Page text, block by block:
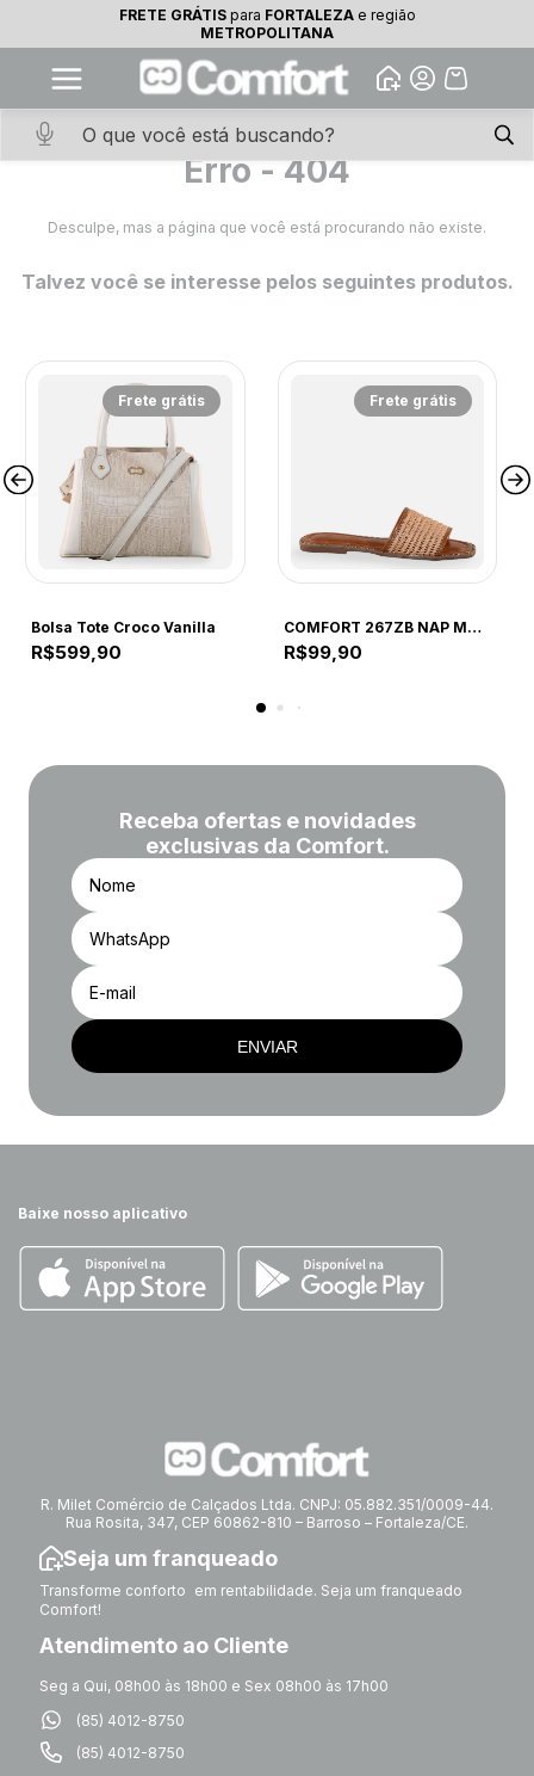
10% OFF na primeira compra
Baixe o app. Cupom BEMVINDO10
(100+)
Abrir
FRETE GRÁTISparaFortaleza
FRETE GRÁTISpara FORTALEZAe região
METROPOLITANA
Erro - 404
Desculpe, mas a página que você está procurando não existe.
Talvez você se interesse pelos seguintes produtos.
Frete grátis
Bolsa Tote Croco Vanilla
R$599,90
Frete grátis
COMFORT 267ZB NAP MAD CAPUCCINO 267ZB CAPUCCINO
R$99,90
Receba ofertas e novidades
exclusivas da Comfort.
ENVIAR
Baixe nosso aplicativo
R. Milet Comércio de Calçados Ltda. CNPJ: 05.882.351/0009-44.
Rua Rosita, 347, CEP 60862-810 – Barroso – Fortaleza/CE.
Seja um franqueado
Transforme conforto em rentabilidade. Seja um franqueado
Comfort!
Atendimento ao Cliente
Seg a Qui, 08h00 às 18h00 e Sex 08h00 às 17h00
(85) 4012-8750
(85) 4012-8750